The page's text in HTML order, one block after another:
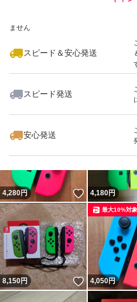
ません
スピード＆安心発送
スピード発送
安心発送
4,280円 いいね！
4,180円
8,150円 いいね！
4,050円
最大10%対象